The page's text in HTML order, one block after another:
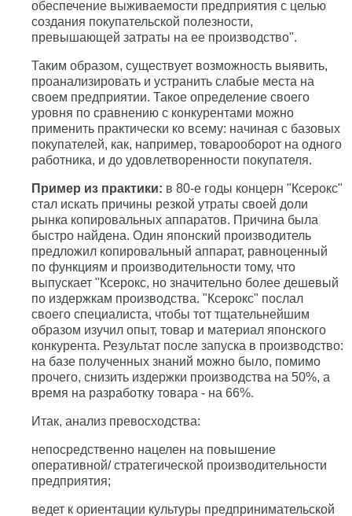
обеспечение выживаемости предприятия с целью
создания покупательской полезности,
превышающей затраты на ее производство".
Таким образом, существует возможность выявить,
проанализировать и устранить слабые места на
своем предприятии. Такое определение своего
уровня по сравнению с конкурентами можно
применить практически ко всему: начиная с базовых
покупателей, как, например, товарооборот на одного
работника, и до удовлетворенности покупателя.
Пример из практики: в 80-е годы концерн "Ксерокс"
стал искать причины резкой утраты своей доли
рынка копировальных аппаратов. Причина была
быстро найдена. Один японский производитель
предложил копировальный аппарат, равноценный
по функциям и производительности тому, что
выпускает "Ксерокс, но значительно более дешевый
по издержкам производства. "Ксерокс" послал
своего специалиста, чтобы тот тщательнейшим
образом изучил опыт, товар и материал японского
конкурента. Результат после запуска в производство:
на базе полученных знаний можно было, помимо
прочего, снизить издержки производства на 50%, а
время на разработку товара - на 66%.
Итак, анализ превосходства:
непосредственно нацелен на повышение
оперативной/ стратегической производительности
предприятия;
ведет к ориентации культуры предпринимательской